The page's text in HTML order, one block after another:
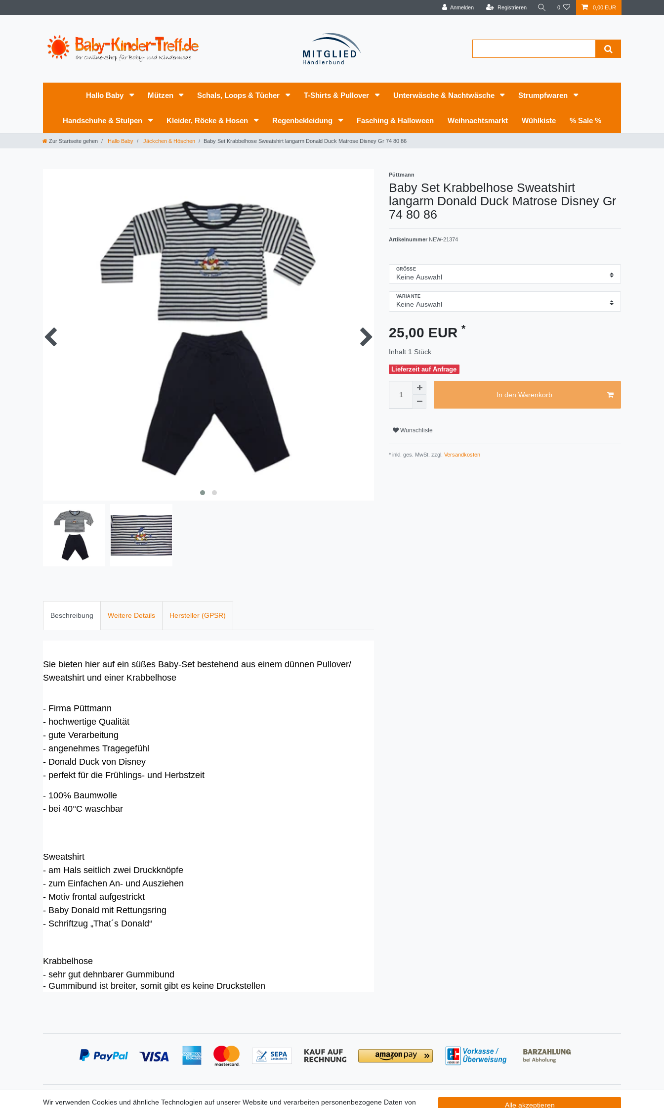
Anmelden Registrieren 0 0,00 EUR
Hallo Baby Mützen Schals, Loops & Tücher T-Shirts & Pullover Unterwäsche & Nachtwäsche Strumpfwaren
Handschuhe & Stulpen Kleider, Röcke & Hosen Regenbekleidung Fasching & Halloween Weihnachtsmarkt Wühlkiste % Sale %
Zur Startseite gehen Hallo Baby Jäckchen & Höschen Baby Set Krabbelhose Sweatshirt langarm Donald Duck Matrose Disney Gr 74 80 86
Püttmann
Baby Set Krabbelhose Sweatshirt
langarm Donald Duck Matrose Disney Gr
74 80 86
Artikelnummer NEW-21374
GRÖSSE
VARIANTE
25,00 EUR *
Inhalt 1 Stück
Lieferzeit auf Anfrage
In den Warenkorb
Wunschliste
* inkl. ges. MwSt. zzgl. Versandkosten
Beschreibung Weitere Details Hersteller (GPSR)
Sie bieten hier auf ein süßes Baby-Set bestehend aus einem dünnen Pullover/
Sweatshirt und einer Krabbelhose
- Firma Püttmann
- hochwertige Qualität
- gute Verarbeitung
- angenehmes Tragegefühl
- Donald Duck von Disney
- perfekt für die Frühlings- und Herbstzeit
- 100% Baumwolle
- bei 40°C waschbar
Sweatshirt
- am Hals seitlich zwei Druckknöpfe
- zum Einfachen An- und Ausziehen
- Motiv frontal aufgestrickt
- Baby Donald mit Rettungsring
- Schriftzug „That´s Donald“
Krabbelhose
- sehr gut dehnbarer Gummibund
- Gummibund ist breiter, somit gibt es keine Druckstellen
Social Media
Wir verwenden Cookies und ähnliche Technologien auf unserer Website und verarbeiten personenbezogene Daten von Alle akzeptieren